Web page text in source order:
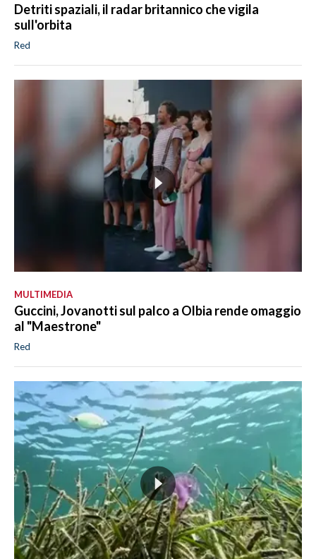
Detriti spaziali, il radar britannico che vigila
sull'orbita
Red
MULTIMEDIA
Guccini, Jovanotti sul palco a Olbia rende omaggio
al "Maestrone"
Red